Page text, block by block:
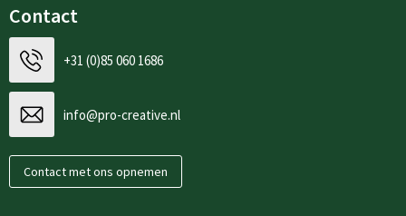
Contact
+31 (0)85 060 1686
info@pro-creative.nl
Contact met ons opnemen